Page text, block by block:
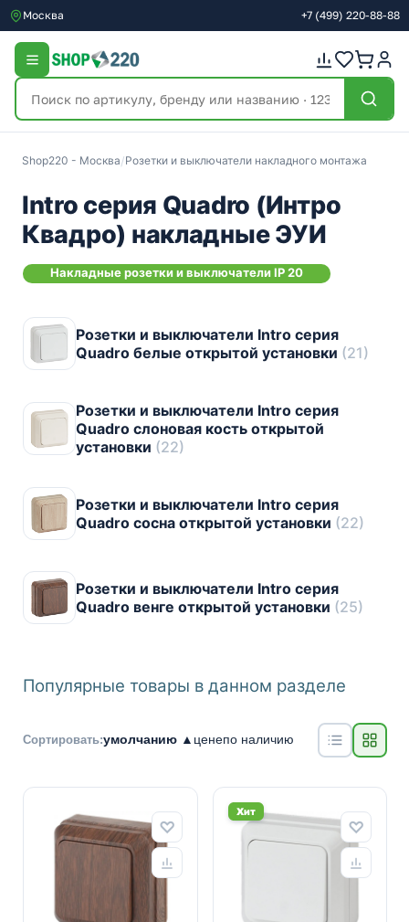
Москва +7 (499) 220-88-88
Shop220 - Москва/Розетки и выключатели накладного монтажа
Intro серия Quadro (Интро
Квадро) накладные ЭУИ
Накладные розетки и выключатели IP 20
Розетки и выключатели Intro серия
Quadro белые открытой установки (21)
Розетки и выключатели Intro серия
Quadro слоновая кость открытой
установки (22)
Розетки и выключатели Intro серия
Quadro cосна открытой установки (22)
Розетки и выключатели Intro серия
Quadro венге открытой установки (25)
Популярные товары в данном разделе
Сортировать:умолчанию ▲ ценепо наличию
Хит